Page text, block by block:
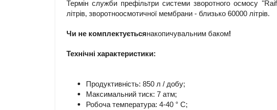
Термін служби префільтри системи зворотного осмосу
літрів, зворотноосмотичної мембрани - близько 60000 літрів.
Чи не комплектуєтьсянакопичувальним баком!
Технічні характеристики:
Продуктивність: 850 л / добу;
Максимальний тиск: 7 атм;
Робоча температура: 4-40 ° С;